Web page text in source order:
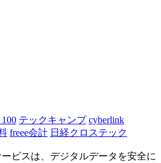
テックキャンプ cyberlink
freee会計 日経クロステック
ビスは、デジタルデータを安全に